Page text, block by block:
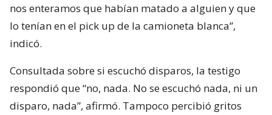
nos enteramos que habían matado a alguien y que
lo tenían en el pick up de la camioneta blanca”,
indicó.
Consultada sobre si escuchó disparos, la testigo
respondió que “no, nada. No se escuchó nada, ni un
disparo, nada”, afirmó. Tampoco percibió gritos